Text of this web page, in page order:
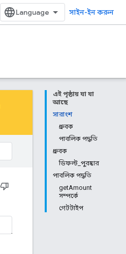
সাইন-ইন করুন
এই পৃষ্ঠায় যা যা
আছে
সারাংশ
ধ্রুবক
পাবলিক পদ্ধতি
ধ্রুবক
ডিফল্ট_পুরষ্কার
পাবলিক পদ্ধতি
getAmount
সম্পর্কে
গেটটাইপ